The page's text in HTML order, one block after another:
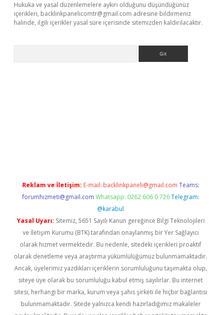
Hukuka ve yasal düzenlemelere aykırı olduğunu düşündüğünüz
içerikleri, backlinkpanelicomtr@gmail.com adresine bildirmeniz
halinde, ilgili içerikler yasal süre içerisinde sitemizden kaldırılacaktır.
Reklam ve İletişim: E-mail: backlinkpaneli@gmail.com Teams:
forumhizmeti@gmail.com Whatsapp: 0262 606 0 726 Telegram:
@karabul
Yasal Uyarı: Sitemiz, 5651 Sayılı Kanun gereğince Bilgi Teknolojileri
ve İletişim Kurumu (BTK) tarafından onaylanmış bir Yer Sağlayıcı
olarak hizmet vermektedir. Bu nedenle, sitedeki içerikleri proaktif
olarak denetleme veya araştırma yükümlülüğümüz bulunmamaktadır.
Ancak, üyelerimiz yazdıkları içeriklerin sorumluluğunu taşımakta olup,
siteye üye olarak bu sorumluluğu kabul etmiş sayılırlar. Bu internet
sitesi, herhangi bir marka, kurum veya şahıs şirketi ile hiçbir bağlantısı
bulunmamaktadır. Sitede yalnızca kendi hazırladığımız makaleler